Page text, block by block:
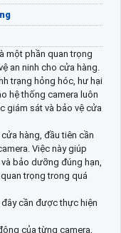
là một phần quan trọng
an ninh cho cửa hàng.
trạng hỏng hóc, hư hại
hệ thống camera luôn
giám sát và bảo vệ cửa
hàng, đầu tiên cần
Việc này giúp
bảo dưỡng đúng hạn,
trọng trong quá
cần được thực hiện
của từng camera,